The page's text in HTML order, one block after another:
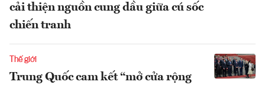
cải thiện nguồn cung dầu giữa cú sốc
chiến tranh
Thế giới
Trung Quốc cam kết “mở cửa rộng